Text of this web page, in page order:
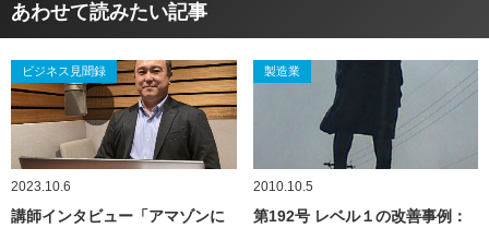
あわせて読みたい記事
ビジネス見聞録
2023.10.6
講師インタビュー「アマゾンに
製造業
2010.10.5
第192号 レベル１の改善事例：